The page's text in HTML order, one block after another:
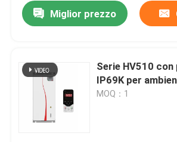
Casa.
Video
Miglior prezzo
Serie HV510
IP69K per
MOQ：1